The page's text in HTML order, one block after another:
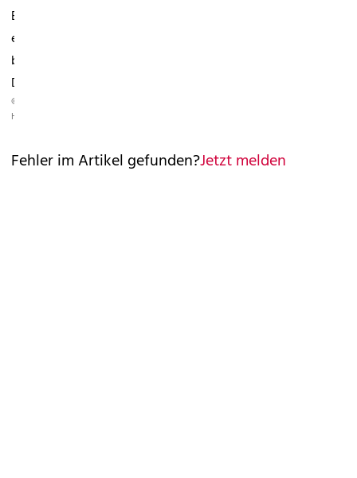
Exklusiv
erhältlich
bei
Douglas.
©
HERSTELLER
Fehler im Artikel gefunden?Jetzt melden